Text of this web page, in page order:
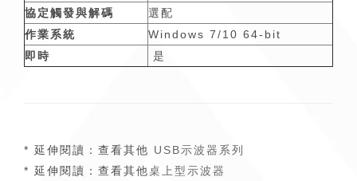
協定觸發與解碼
選配
作業系統
Windows 7/10 64-bit
即時
是
* 延伸閱讀：查看其他 USB示波器系列
* 延伸閱讀：查看其他桌上型示波器